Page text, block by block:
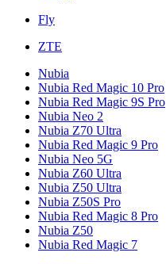
Fly
ZTE
Nubia
Nubia Red Magic 10 Pro
Nubia Red Magic 9S Pro
Nubia Neo 2
Nubia Z70 Ultra
Nubia Red Magic 9 Pro
Nubia Neo 5G
Nubia Z60 Ultra
Nubia Z50 Ultra
Nubia Z50S Pro
Nubia Red Magic 8 Pro
Nubia Z50
Nubia Red Magic 7